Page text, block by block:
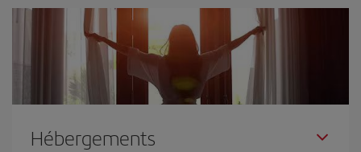
Hébergements